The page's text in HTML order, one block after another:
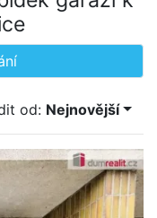
od: Nejnovější